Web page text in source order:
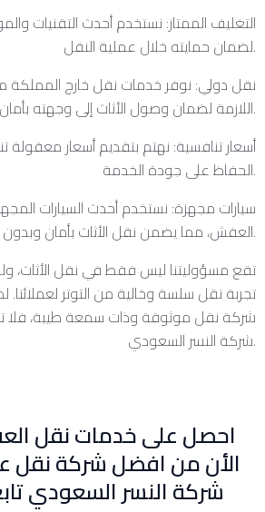
التغليف الممتاز: نستخدم أحدث التقنيات
لضمان حمايته خلال عملية النقل.
نقل دولي: نوفر خدمات نقل خارج المملكة مع
اللازمة لضمان وصول الأثاث إلى وجهته بأمان.
أسعار تنافسية: نهتم بتقديم أسعار معقولة
الحفاظ على جودة الخدمة.
سيارات مجهزة: نستخدم أحدث السيارات
العفش، مما يضمن نقل الأثاث بأمان وبدون مخاطر.
تقع مسؤوليتنا ليس فقط في نقل الأثاث،
تجربة نقل سلسة وخالية من التوتر لعملائنا.
شركة نقل موثوقة وذات سمعة طيبة، فلا
شركة النسر السعودي.
احصل على خدمات نقل
الأن من افضل شركة
شركة النسر السعودي